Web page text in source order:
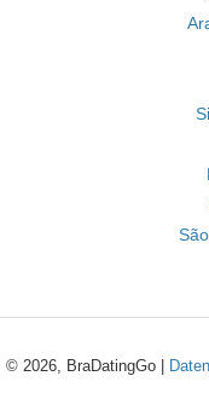
© 2026, BraDatingGo |